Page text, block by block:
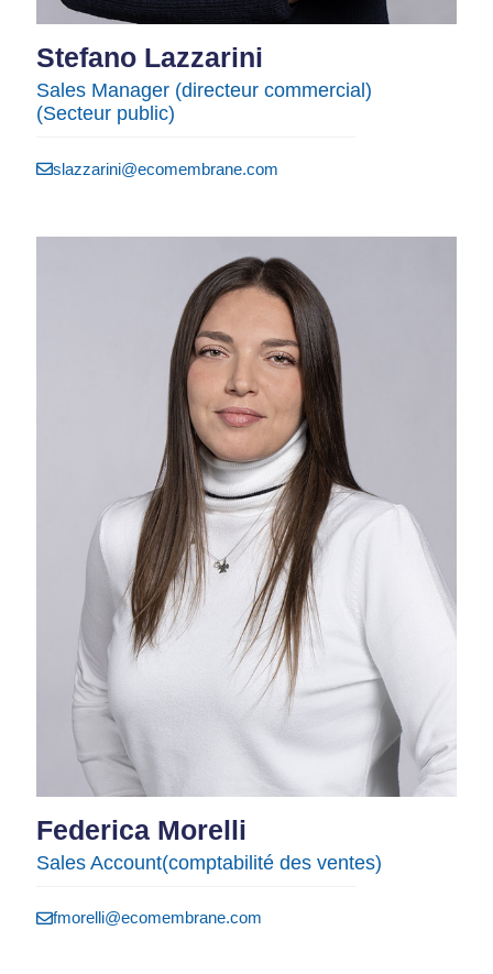
Stefano Lazzarini​
Sales Manager (directeur commercial)
(Secteur public)
slazzarini@ecomembrane.com
Federica Morelli
Sales Account​(comptabilité des ventes)
fmorelli@ecomembrane.com